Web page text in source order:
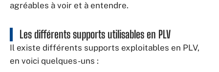
agréables à voir et à entendre.
Les différents supports utilisables en PLV
Il existe différents supports exploitables en PLV,
en voici quelques-uns :